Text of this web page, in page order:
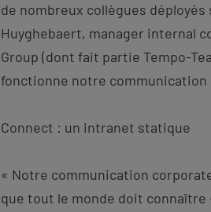
de nombreux collègues
Huyghebaert, manager internal
Group (dont fait partie Tempo-
fonctionne notre
Connect : un intranet statique
« Notre communication
que tout le monde doit